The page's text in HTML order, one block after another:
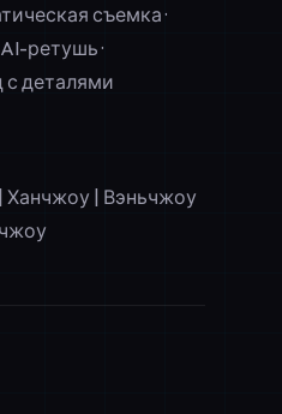
съемка ·
ретушь ·
с деталями
| Вэньчжоу